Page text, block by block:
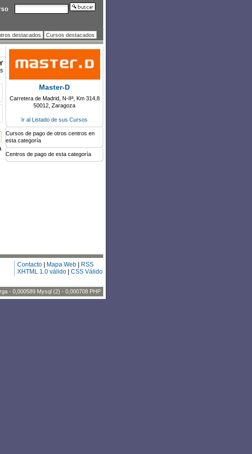
destacados Cursos destacados
Master-D
Carretera de Madrid, N-IIª, Km 314,8
50012, Zaragoza
Ir al Listado de sus Cursos
Cursos de pago de otros centros en
esta categoría
Centros de pago de esta categoría
Contacto Mapa Web
RSS
XHTML 1.0 válido
CSS Válido
- 0,000589 Mysql (2) - 0,000708 PHP